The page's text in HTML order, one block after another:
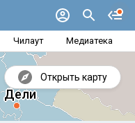
Чилаут Медиатека
Открыть карту